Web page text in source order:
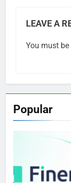
LEAVE A
You must be
Popular